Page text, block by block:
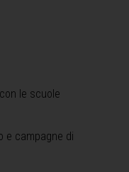
le scuole
e campagne di